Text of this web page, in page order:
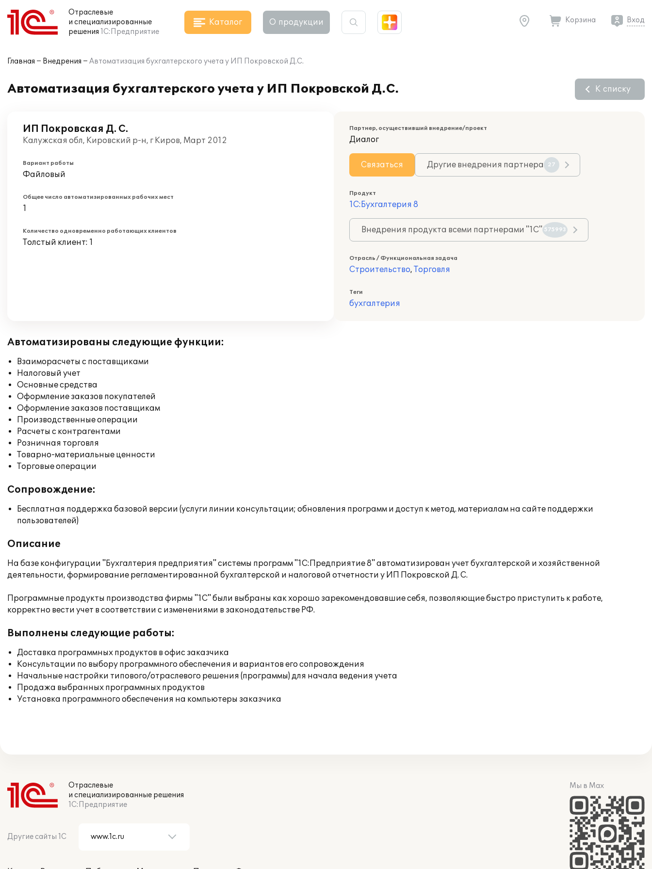
Отраслевые
и специализированные
решения 1С:Предприятие
Каталог О продукции Корзина Вход
Главная Внедрения Автоматизация бухгалтерского учета у ИП Покровской Д.С.
Автоматизация бухгалтерского учета у ИП Покровской Д.С. К списку
ИП Покровская Д. С.
Калужская обл, Кировский р-н, г Киров, Март 2012
Вариант работы
Файловый
Общее число автоматизированных рабочих мест
1
Количество одновременно работающих клиентов
Толстый клиент: 1
Партнер, осуществивший внедрение/проект
Диалог
Связаться Другие внедрения партнера 27
Продукт
1С:Бухгалтерия 8
Внедрения продукта всеми партнерами "1С" 575993
Отрасль / Функциональная задача
Строительство, Торговля
Теги
бухгалтерия
Автоматизированы следующие функции:
Взаиморасчеты с поставщиками
Налоговый учет
Основные средства
Оформление заказов покупателей
Оформление заказов поставщикам
Производственные операции
Расчеты с контрагентами
Розничная торговля
Товарно-материальные ценности
Торговые операции
Сопровождение:
Бесплатная поддержка базовой версии (услуги линии консультации; обновления программ и доступ к метод. материалам на сайте поддержки
пользователей)
Описание
На базе конфигурации "Бухгалтерия предприятия" системы программ "1С:Предприятие 8" автоматизирован учет бухгалтерской и хозяйственной
деятельности, формирование регламентированной бухгалтерской и налоговой отчетности у ИП Покровской Д. С.
Программные продукты производства фирмы "1С" были выбраны как хорошо зарекомендовавшие себя, позволяющие быстро приступить к работе,
корректно вести учет в соответствии с изменениями в законодательстве РФ.
Выполнены следующие работы:
Доставка программных продуктов в офис заказчика
Консультации по выбору программного обеспечения и вариантов его сопровождения
Начальные настройки типового/отраслевого решения (программы) для начала ведения учета
Продажа выбранных программных продуктов
Установка программного обеспечения на компьютеры заказчика
Отраслевые
и специализированные решения
1С:Предприятие
Другие сайты 1С
Мы в Max